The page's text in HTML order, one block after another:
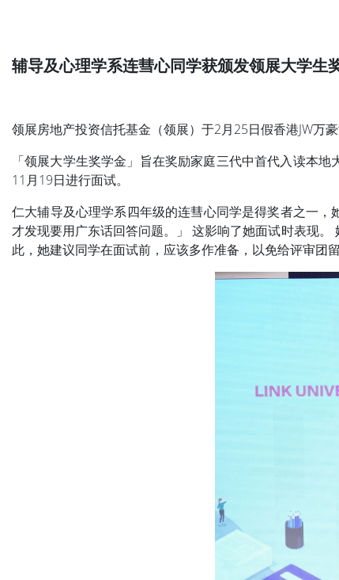
辅导及心理学系连彗心同学获颁发领展大学生
领展房地产投资信托基金（领展）于2月25日假香港JW万
「领展大学生奖学金」旨在奖励家庭三代中首代入读本
11月19日进行面试。
仁大辅导及心理学系四年级的连彗心同学是得奖者之一
才发现要用广东话回答问题。」 这影响了她面试时表现
此，她建议同学在面试前，应该多作准备，以免给评审团